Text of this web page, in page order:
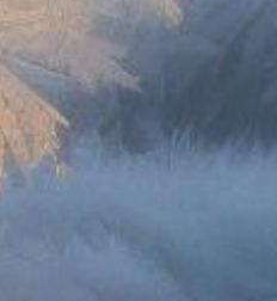
предтопочный лист.
* Ни в коем случае не
используйте самодельные
нагревательные приборы.
* Никогда не оставляйте
топящиеся печи
без присмотра.
* Не сушите вещи
непосредственно